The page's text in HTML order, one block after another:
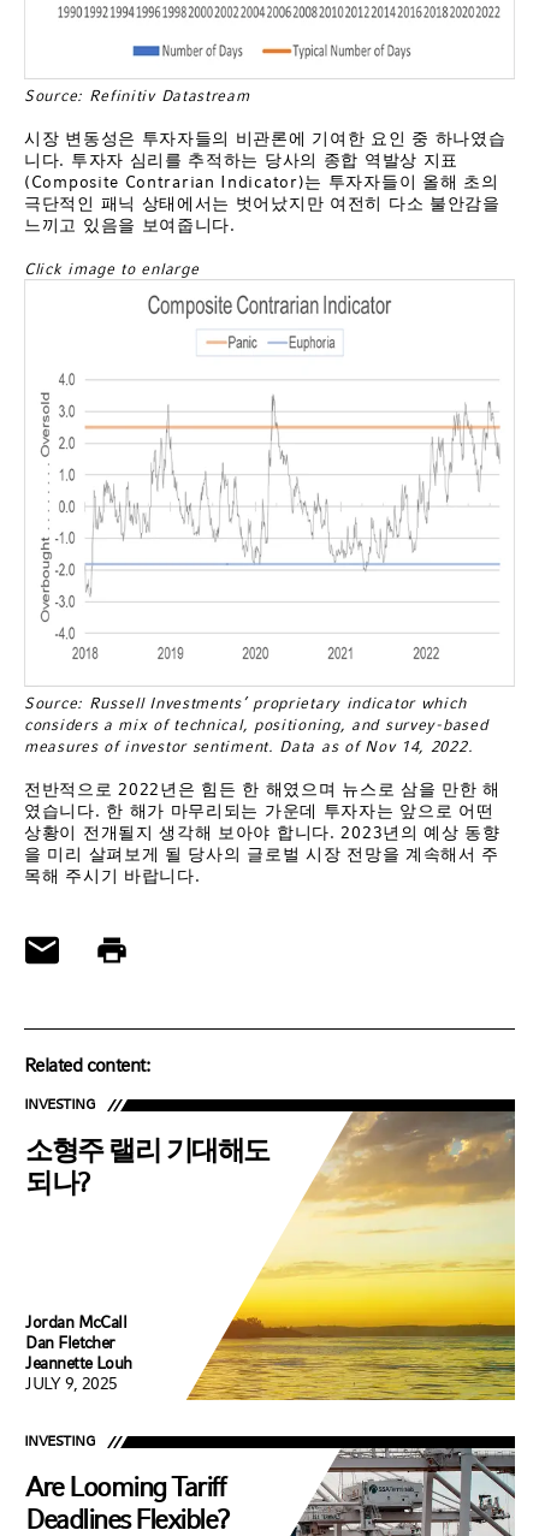
Source: Refinitiv Datastream
시장 변동성은 투자자들의 비관론에 기여한 요인 중 하나였습
니다. 투자자 심리를 추적하는 당사의 종합 역발상 지표
(Composite Contrarian Indicator)는 투자자들이 올해 초의
극단적인 패닉 상태에서는 벗어났지만 여전히 다소 불안감을
느끼고 있음을 보여줍니다.
Click image to enlarge
Source: Russell Investments’ proprietary indicator which
considers a mix of technical, positioning, and survey-based
measures of investor sentiment. Data as of Nov 14, 2022.
전반적으로 2022년은 힘든 한 해였으며 뉴스로 삼을 만한 해
였습니다. 한 해가 마무리되는 가운데 투자자는 앞으로 어떤
상황이 전개될지 생각해 보아야 합니다. 2023년의 예상 동향
을 미리 살펴보게 될 당사의 글로벌 시장 전망을 계속해서 주
목해 주시기 바랍니다.
Related content:
INVESTING
소형주 랠리 기대해도
되나?
Jordan McCall
Dan Fletcher
Jeannette Louh
JULY 9, 2025
INVESTING
Are Looming Tariff
Deadlines Flexible?